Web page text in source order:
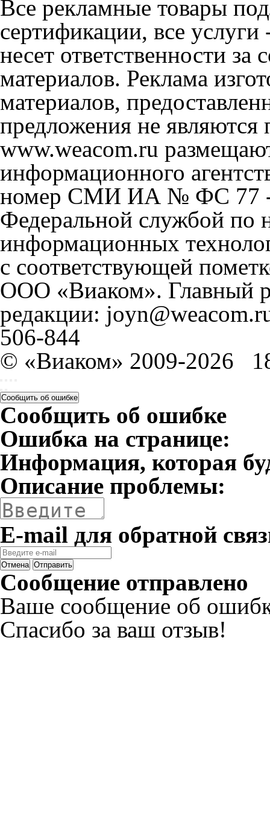
Все рекламные товары
сертификации, все
несет ответственности
материалов. Реклама
материалов,
предложения не
www.weacom.ru
информационного
номер СМИ ИА № ФС 77 -
Федеральной службой по
информационных
с соответствующей
ООО «Виаком». Главный
редакции:
506-844
© «Виаком» 2009-2026
Сообщить об ошибке
Сообщить об ошибке
Ошибка на странице:
Информация, которая
Описание проблемы:
E-mail для обратной
Отмена Отправить
Сообщение отправлено
Ваше сообщение об
Спасибо за ваш отзыв!